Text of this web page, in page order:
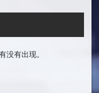
没有出现。